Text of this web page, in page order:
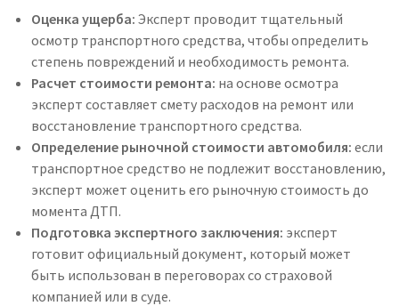
Оценка ущерба: Эксперт проводит тщательный
осмотр транспортного средства, чтобы определить
степень повреждений и необходимость ремонта.
Расчет стоимости ремонта: на основе осмотра
эксперт составляет смету расходов на ремонт или
восстановление транспортного средства.
Определение рыночной стоимости автомобиля: если
транспортное средство не подлежит восстановлению,
эксперт может оценить его рыночную стоимость до
момента ДТП.
Подготовка экспертного заключения: эксперт
готовит официальный документ, который может
быть использован в переговорах со страховой
компанией или в суде.